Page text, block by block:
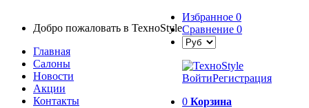
Добро пожаловать в TexноStyle
Главная
Салоны
Новости
Aкции
Контакты
Избранное 0
Сравнение 0
ВойтиРегистрация
0 Корзина